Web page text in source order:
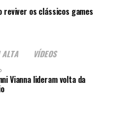
reviver os clássicos games
ALTA VÍDEOS
Vianna lideram volta da